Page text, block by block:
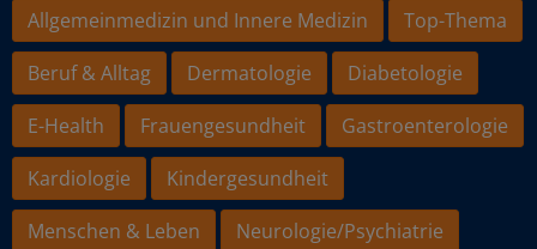
Allgemeinmedizin und Innere Medizin
Top-Thema
Beruf & Alltag
Dermatologie
Diabetologie
E-Health
Frauengesundheit
Gastroenterologie
Kardiologie
Kindergesundheit
Menschen & Leben
Neurologie/Psychiatrie